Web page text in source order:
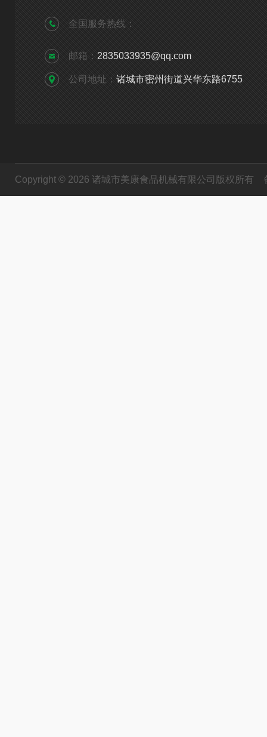
全国服务热线：
邮箱： 2835033935@qq.com
公司地址： 诸城市密州街道兴华东路6755
Copyright © 2026 诸城市美康食品机械有限公司版权所有